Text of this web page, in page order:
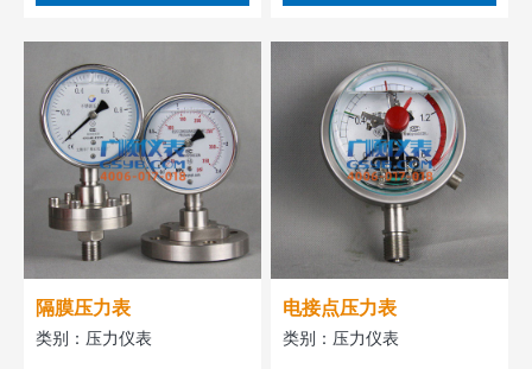
隔膜压力表
类别： 压力仪表
电接点压力表
类别： 压力仪表